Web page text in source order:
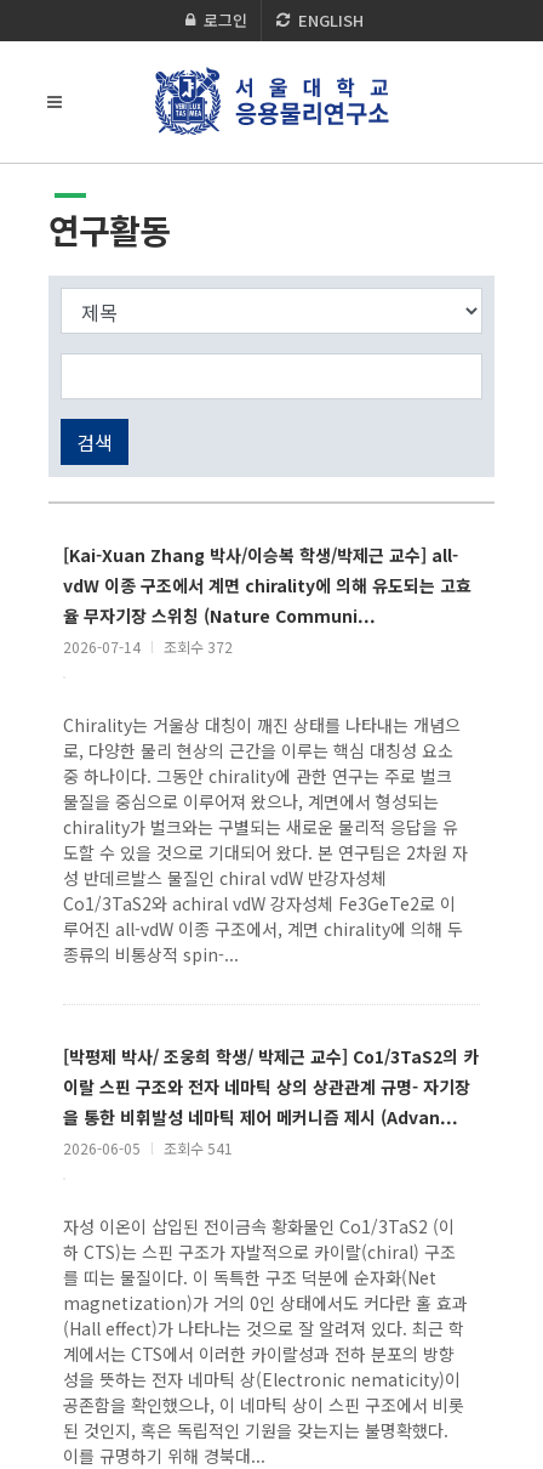
로그인 ENGLISH
연구활동
[Kai-Xuan Zhang 박사/이승복 학생/박제근 교수] all-
vdW 이종 구조에서 계면 chirality에 의해 유도되는 고효
율 무자기장 스위칭 (Nature Communi...
2026-07-14 l 조회수 372
Chirality는 거울상 대칭이 깨진 상태를 나타내는 개념으
로, 다양한 물리 현상의 근간을 이루는 핵심 대칭성 요소
중 하나이다. 그동안 chirality에 관한 연구는 주로 벌크
물질을 중심으로 이루어져 왔으나, 계면에서 형성되는
chirality가 벌크와는 구별되는 새로운 물리적 응답을 유
도할 수 있을 것으로 기대되어 왔다. 본 연구팀은 2차원 자
성 반데르발스 물질인 chiral vdW 반강자성체
Co1/3TaS2와 achiral vdW 강자성체 Fe3GeTe2로 이
루어진 all-vdW 이종 구조에서, 계면 chirality에 의해 두
종류의 비통상적 spin-...
[박평제 박사/ 조웅희 학생/ 박제근 교수] Co1/3TaS2의 카
이랄 스핀 구조와 전자 네마틱 상의 상관관계 규명- 자기장
을 통한 비휘발성 네마틱 제어 메커니즘 제시 (Advan...
2026-06-05 l 조회수 541
자성 이온이 삽입된 전이금속 황화물인 Co1/3TaS2 (이
하 CTS)는 스핀 구조가 자발적으로 카이랄(chiral) 구조
를 띠는 물질이다. 이 독특한 구조 덕분에 순자화(Net
magnetization)가 거의 0인 상태에서도 커다란 홀 효과
(Hall effect)가 나타나는 것으로 잘 알려져 있다. 최근 학
계에서는 CTS에서 이러한 카이랄성과 전하 분포의 방향
성을 뜻하는 전자 네마틱 상(Electronic nematicity)이
공존함을 확인했으나, 이 네마틱 상이 스핀 구조에서 비롯
된 것인지, 혹은 독립적인 기원을 갖는지는 불명확했다.
이를 규명하기 위해 경북대...